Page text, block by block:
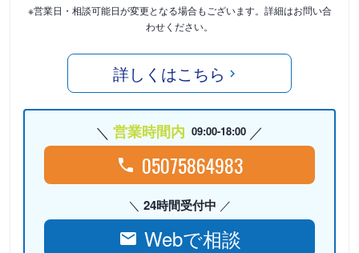
※営業日・相談可能日が変更となる場合もございます。詳細はお問い合
わせください。
詳しくはこちら
営業時間内 09:00-18:00
05075864983
24時間受付中
Webで相談